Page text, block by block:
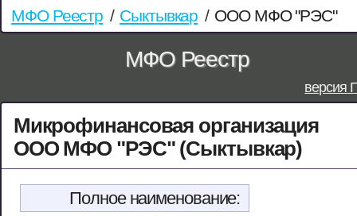
МФО Реестр / Сыктывкар / ООО МФО "РЭС"
МФО Реестр
версия
Микрофинансовая организация
ООО МФО "РЭС" (Сыктывкар)
Полное наименование: